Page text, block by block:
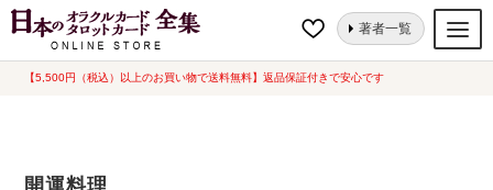
【5,500円（税込）以上のお買い物で送料無料】返品保証付きで安心です
ナ
コ
著者一覧
オラクルカード
ルノルマンカード
ホーム “開運料理”にタグ付けされた商品
開運料理